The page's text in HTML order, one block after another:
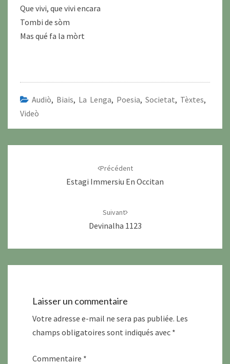
Que vivi, que vivi encara
Tombi de sòm
Mas qué fa la mòrt
Audiò, Biais, La Lenga, Poesia, Societat, Tèxtes,
Videò
Précédent
Estagi Immersiu En Occitan
Suivant
Devinalha 1123
Laisser un commentaire
Votre adresse e-mail ne sera pas publiée. Les
champs obligatoires sont indiqués avec *
Commentaire *